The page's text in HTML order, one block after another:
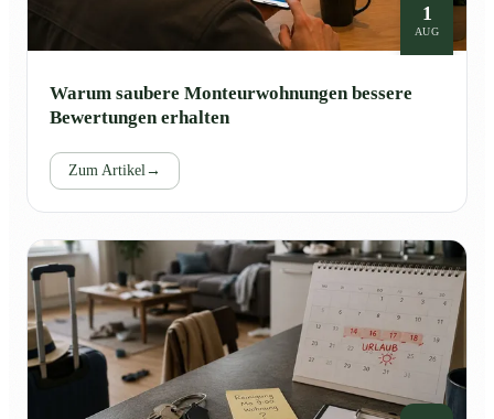
1
AUG
Warum saubere Monteurwohnungen bessere
Bewertungen erhalten
Zum Artikel→